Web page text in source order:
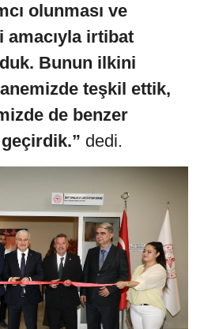
olunması ve
irtibat
Bunun ilkini
teşkil ettik,
de benzer
dedi.